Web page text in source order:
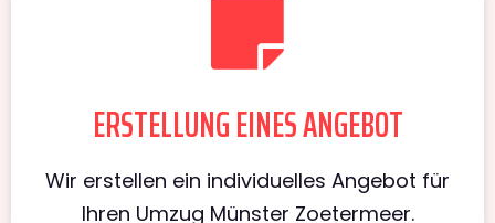
ERSTELLUNG EINES ANGEBOT
Wir erstellen ein individuelles Angebot für
Ihren Umzug Münster Zoetermeer.